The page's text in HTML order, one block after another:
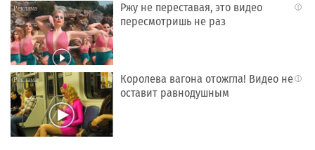
i
Ржу не переставая, это видео
пересмотришь не раз
i
Королева вагона отожгла! Видео не
оставит равнодушным